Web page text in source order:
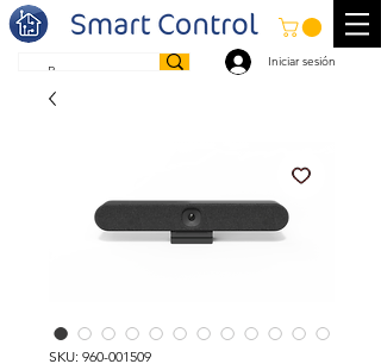
Iniciar sesión
SKU: 960-001509